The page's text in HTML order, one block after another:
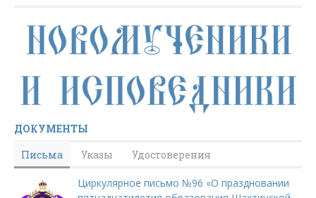
ДОКУМЕНТЫ
Письма
Указы Удостоверения
Циркулярное письмо №96 «О праздновании